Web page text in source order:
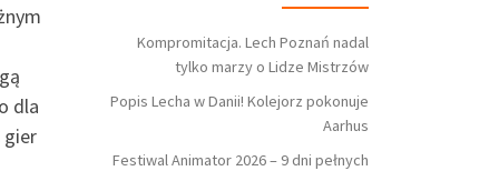
dla
gier
Kompromitacja. Lech Poznań nadal
tylko marzy o Lidze Mistrzów
Popis Lecha w Danii! Kolejorz pokonuje
Aarhus
Festiwal Animator 2026 – 9 dni pełnych